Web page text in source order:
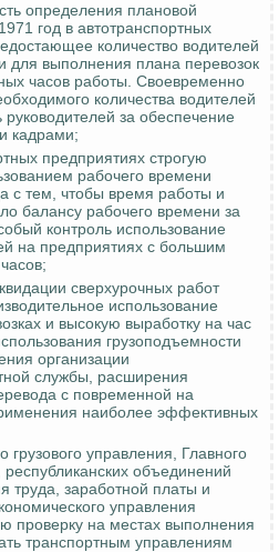
определения плановой
год в автотранспортных
количество водителей
для выполнения плана перевозок
часов работы. Своевременно
количества водителей
руководителей за обеспечение
кадрами;
предприятиях строгую
рабочего времени
с тем, чтобы время работы и
балансу рабочего времени за
контроль использование
на предприятиях с большим
сверхурочных работ
использование
и высокую выработку на час
грузоподъемности
организации
службы, расширения
с повременной на
наиболее эффективных
грузового управления, Главного
объединений
труда, заработной платы и
управления
проверку на местах выполнения
транспортным управлениям